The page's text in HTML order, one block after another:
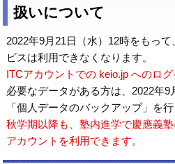
扱いについて
2022年9月21日（水）12時をもっ
ビスは利用できなくなります。
ITCアカウントでの keio.jp へのロ
必要なデータがある方は、2022年9
「個人データのバックアップ」を
秋学期以降も、塾内進学で慶應義
アカウントを利用できます。